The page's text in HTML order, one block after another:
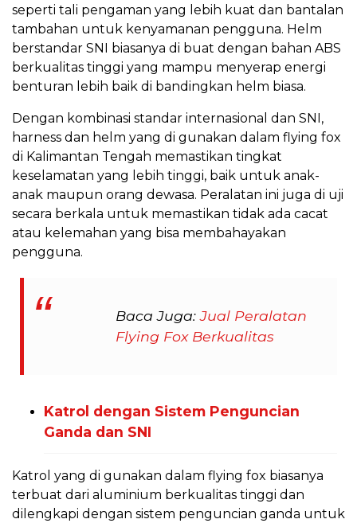
seperti tali pengaman yang lebih kuat dan bantalan
tambahan untuk kenyamanan pengguna. Helm
berstandar SNI biasanya di buat dengan bahan ABS
berkualitas tinggi yang mampu menyerap energi
benturan lebih baik di bandingkan helm biasa.
Dengan kombinasi standar internasional dan SNI,
harness dan helm yang di gunakan dalam flying fox
di Kalimantan Tengah memastikan tingkat
keselamatan yang lebih tinggi, baik untuk anak-
anak maupun orang dewasa. Peralatan ini juga di uji
secara berkala untuk memastikan tidak ada cacat
atau kelemahan yang bisa membahayakan
pengguna.
Baca Juga:Jual Peralatan
Flying Fox Berkualitas
Katrol dengan Sistem Penguncian
Ganda dan SNI
Katrol yang di gunakan dalam flying fox biasanya
terbuat dari aluminium berkualitas tinggi dan
dilengkapi dengan sistem penguncian ganda untuk